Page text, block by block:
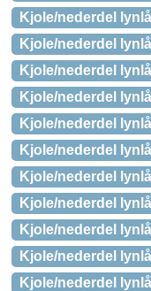
Kjole/nederdel
Kjole/nederdel
Kjole/nederdel
Kjole/nederdel
Kjole/nederdel
Kjole/nederdel
Kjole/nederdel
Kjole/nederdel
Kjole/nederdel
Kjole/nederdel
Kjole/nederdel